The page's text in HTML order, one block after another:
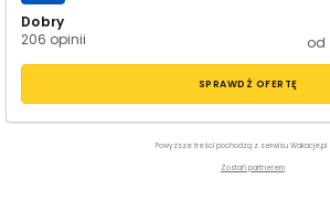
Dobry
206 opinii
od
SPRAWDŹ OFERTĘ
Powyższe treści pochodzą z serwisu Wakacje.pl
Zostań partnerem